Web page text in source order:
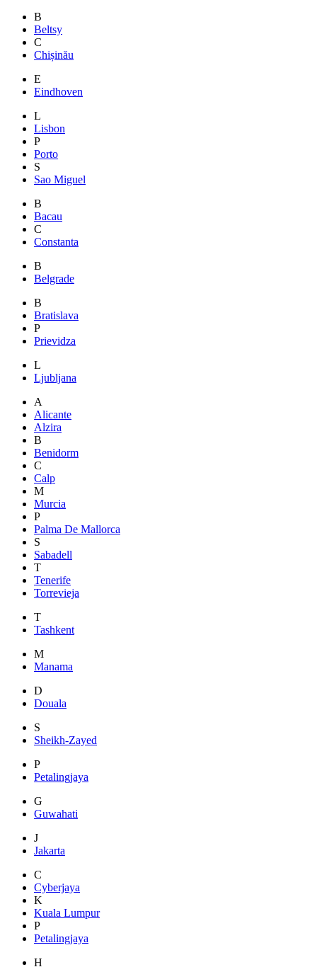
B
Beltsy
C
Chișinău
E
Eindhoven
L
Lisbon
P
Porto
S
Sao Miguel
B
Bacau
C
Constanta
B
Belgrade
B
Bratislava
P
Prievidza
L
Ljubljana
A
Alicante
Alzira
B
Benidorm
C
Calp
M
Murcia
P
Palma De Mallorca
S
Sabadell
T
Tenerife
Torrevieja
T
Tashkent
M
Manama
D
Douala
S
Sheikh-Zayed
P
Petalingjaya
G
Guwahati
J
Jakarta
C
Cyberjaya
K
Kuala Lumpur
P
Petalingjaya
H